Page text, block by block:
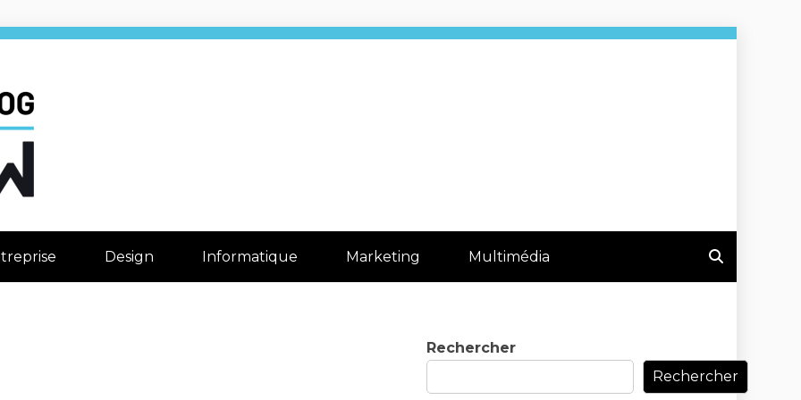
la Mediamatique
Design Informatique Marketing Multimédia
Rechercher
Rechercher